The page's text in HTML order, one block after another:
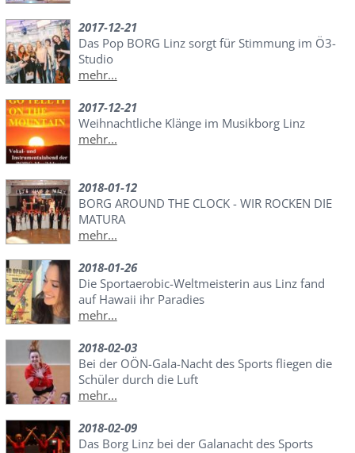
2017-12-21
Das Pop BORG Linz sorgt für Stimmung im Ö3-
Studio
mehr...
2017-12-21
Weihnachtliche Klänge im Musikborg Linz
mehr...
2018-01-12
BORG AROUND THE CLOCK - WIR ROCKEN DIE
MATURA
mehr...
2018-01-26
Die Sportaerobic-Weltmeisterin aus Linz fand
auf Hawaii ihr Paradies
mehr...
2018-02-03
Bei der OÖN-Gala-Nacht des Sports fliegen die
Schüler durch die Luft
mehr...
2018-02-09
Das Borg Linz bei der Galanacht des Sports